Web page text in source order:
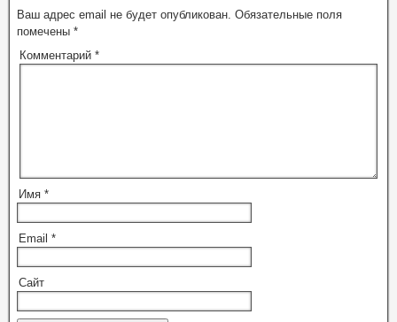
Ваш адрес email не будет опубликован. Обязательные поля
помечены *
Комментарий *
Имя *
Email *
Сайт